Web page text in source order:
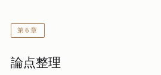
第6章
論点整理